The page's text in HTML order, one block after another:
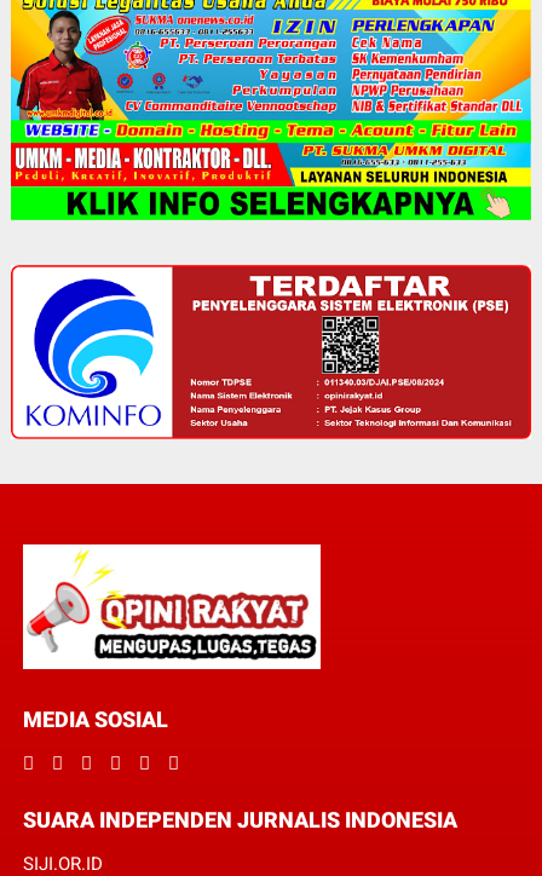
MEDIA SOSIAL
SUARA INDEPENDEN JURNALIS INDONESIA
SIJI.OR.ID